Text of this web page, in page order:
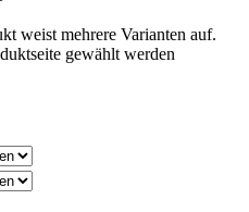
weist mehrere Varianten auf.
gewählt werden